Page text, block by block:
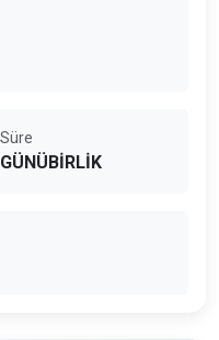
Süre
GÜNÜBİRLİK